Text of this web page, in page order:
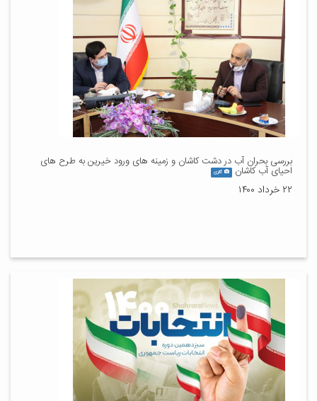
بررسی بحران آب در دشت کاشان و زمینه های ورود خیرین به طرح های
احیای آب کاشان گالری
۲۲ خرداد ۱۴۰۰